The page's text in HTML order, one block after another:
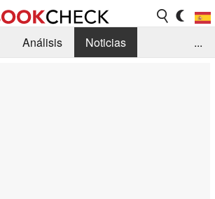
Análisis
Noticias
...